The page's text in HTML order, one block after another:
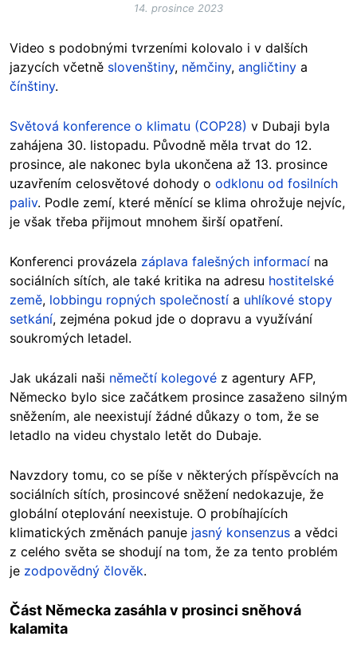
14. prosince 2023
Video s podobnými tvrzeními kolovalo i v dalších
jazycích včetně slovenštiny, němčiny, angličtiny a
čínštiny.
Světová konference o klimatu (COP28) v Dubaji byla
zahájena 30. listopadu. Původně měla trvat do 12.
prosince, ale nakonec byla ukončena až 13. prosince
uzavřením celosvětové dohody o odklonu od fosilních
paliv. Podle zemí, které měnící se klima ohrožuje nejvíc,
je však třeba přijmout mnohem širší opatření.
Konferenci provázela záplava falešných informací na
sociálních sítích, ale také kritika na adresu hostitelské
země, lobbingu ropných společností a uhlíkové stopy
setkání, zejména pokud jde o dopravu a využívání
soukromých letadel.
Jak ukázali naši němečtí kolegové z agentury AFP,
Německo bylo sice začátkem prosince zasaženo silným
sněžením, ale neexistují žádné důkazy o tom, že se
letadlo na videu chystalo letět do Dubaje.
Navzdory tomu, co se píše v některých příspěvcích na
sociálních sítích, prosincové sněžení nedokazuje, že
globální oteplování neexistuje. O probíhajících
klimatických změnách panuje jasný konsenzus a vědci
z celého světa se shodují na tom, že za tento problém
je zodpovědný člověk.
Část Německa zasáhla v prosinci sněhová
kalamita